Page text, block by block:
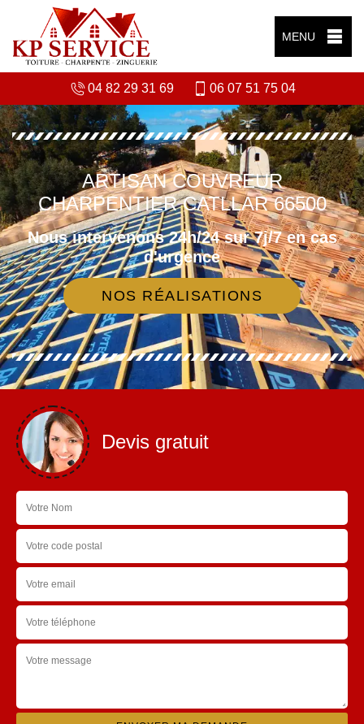
MENU
04 82 29 31 69 06 07 51 75 04
ARTISAN COUVREUR
CHARPENTIER CATLLAR 66500
Nous intervenons 24h/24 sur 7j/7 en cas
d'urgence
NOS RÉALISATIONS
Devis gratuit